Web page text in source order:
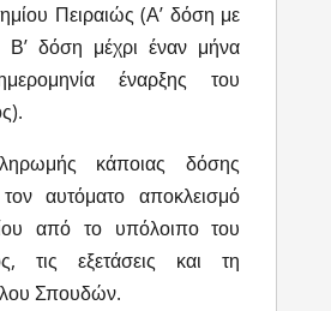
Πειραιώς (Α’ δόση με
Β’ δόση μέχρι έναν μήνα
έναρξης του
κάποιας δόσης
αυτόματο αποκλεισμό
από το υπόλοιπο του
τις εξετάσεις και τη
Σπουδών.